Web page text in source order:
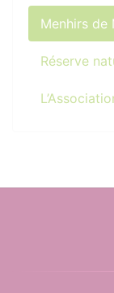
Menhirs de
Réserve